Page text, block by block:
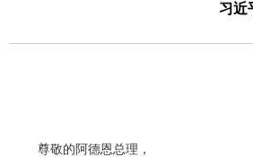
习近
尊敬的阿德恩总理，